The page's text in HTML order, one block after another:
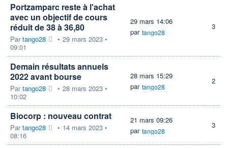
Portzamparc reste à l'achat
avec un objectif de cours
réduit de 38 à 36,80
Partango28 • 29 mars 2023 •
09:01
29 mars 14:06
par tango28
3
Demain résultats annuels
2022 avant bourse
Partango28 • 28 mars 2023 •
10:02
28 mars 15:29
par tango28
2
Biocorp : nouveau contrat
Partango28 • 14 mars 2023 •
08:16
21 mars 09:26
par tango28
3